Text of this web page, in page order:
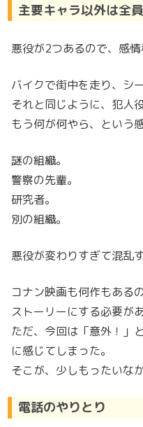
主要キャラ以外は全
悪役が2つあるので、感
バイクで街中を走り、シ
それと同じように、犯人
もう何が何やら、という
謎の組織。
警察の先輩。
研究者。
別の組織。
悪役が変わりすぎて混乱す
コナン映画も何作もある
ストーリーにする必要が
ただ、今回は「意外！」
に感じてしまった。
そこが、少しもったいな
電話のやりとり